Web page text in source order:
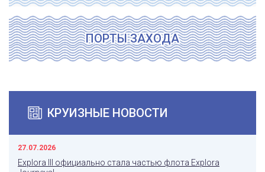
ПОРТЫ ЗАХОДА
КРУИЗНЫЕ НОВОСТИ
27.07.2026
Explora III официально стала частью флота Explora